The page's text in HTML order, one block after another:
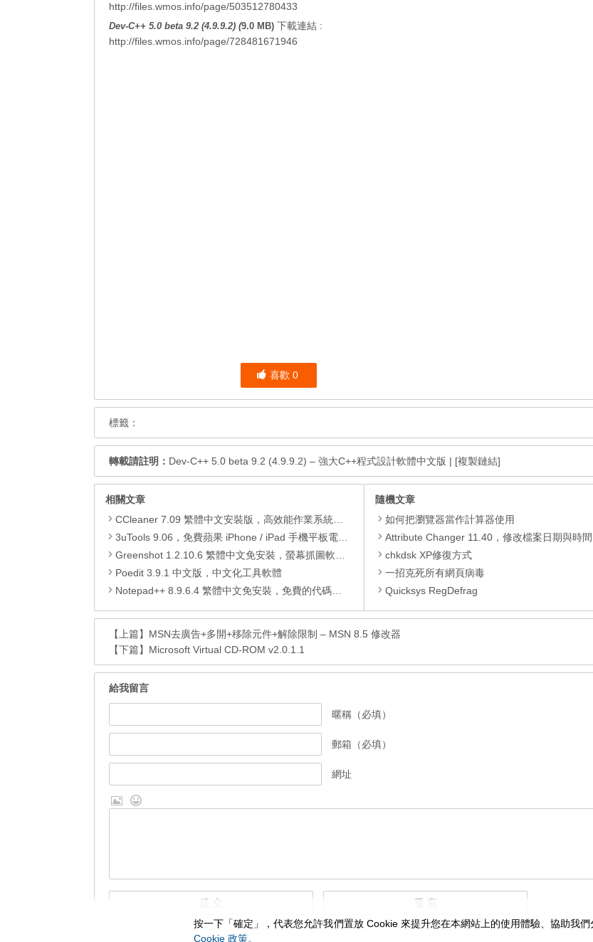
http://files.wmos.info/page/503512780433
Dev-C++ 5.0 beta 9.2 (4.9.9.2) (9.0 MB) 下載連結 :
http://files.wmos.info/page/728481671946
喜歡 0
標籤：
轉載請註明： Dev-C++ 5.0 beta 9.2 (4.9.9.2) – 強大C++程式設計軟體中文版 | [複製鏈結]
相關文章
CCleaner 7.09 繁體中文安裝版，高效能作業系統清理軟體
3uTools 9.06，免費蘋果 iPhone / iPad 手機平板電腦管理備份還原軟體
Greenshot 1.2.10.6 繁體中文免安裝，螢幕抓圖軟體，1.3.315 安裝版
Poedit 3.9.1 中文版，中文化工具軟體
Notepad++ 8.9.6.4 繁體中文免安裝，免費的代碼編輯器
隨機文章
如何把瀏覽器當作計算器使用
Attribute Changer 11.40，修改檔案日期與時間
chkdsk XP修復方式
一招克死所有網頁病毒
Quicksys RegDefrag
【上篇】 MSN去廣告+多開+移除元件+解除限制 – MSN 8.5 修改器
【下篇】 Microsoft Virtual CD-ROM v2.0.1.1
給我留言
暱稱（必填）
郵箱（必填）
網址
按一下「確定」，代表您允許我們置放 Cookie 來提升您在本網站上的使用體驗、協助我們
Cookie 政策。